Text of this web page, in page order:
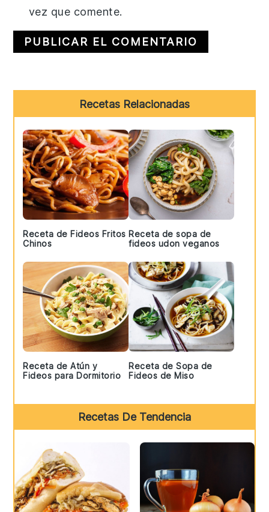
vez que comente.
Sidebar
Recetas Relacionadas
Receta de Fideos Fritos
Chinos
Receta de sopa de
fideos udon veganos
Receta de Atún y
Fideos para Dormitorio
Receta de Sopa de
Fideos de Miso
Recetas De Tendencia